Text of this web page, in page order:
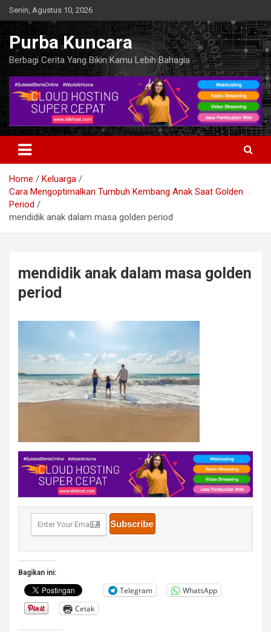
Skip
to
content
Senin, Agustus 10, 2026
Purba Kuncara
Berbagi Cerita Yang Bikin Kamu Lebih Bahagia
Home
Keluarga
Cara Mengoptimalkan Tumbuh Kembang Anak Saat Golden
Period
mendidik anak dalam masa golden period
mendidik anak dalam masa golden
period
Bagikan ini:
Telegram
WhatsApp
Cetak